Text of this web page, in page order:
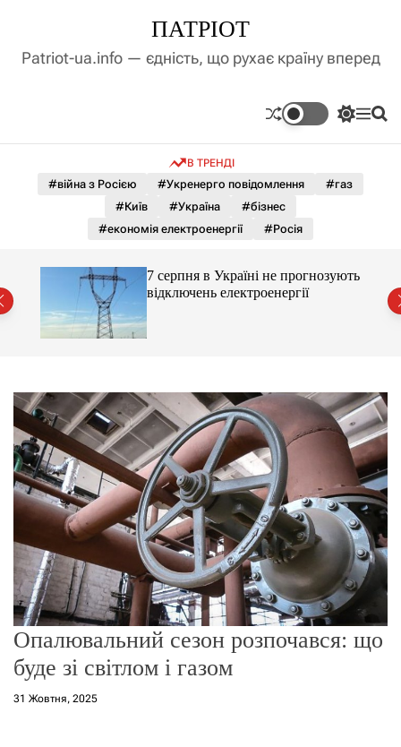
д
у
ПАТРІОТ
Patriot-ua.info — єдність, що рухає країну вперед
П
м
о
г
о
м
у
М П
В ТРЕНДІ
#війна з Росією #Укренерго повідомлення
#газ
#Київ
#Україна
#бізнес
#економія електроенергії
#Росія
7 серпня в Україні не прогнозують
відключень електроенергії
Опалювальний сезон розпочався: що
буде зі світлом і газом
31 Жовтня, 2025